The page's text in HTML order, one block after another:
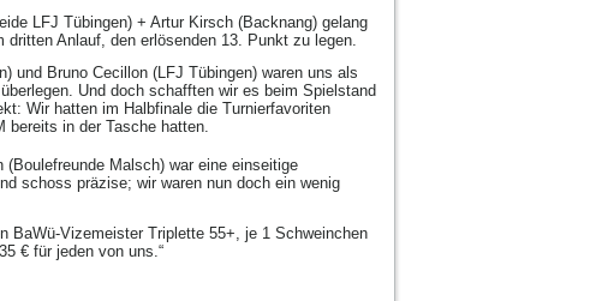
LFJ Tübingen) + Artur Kirsch (Backnang) gelang
Anlauf, den erlösenden 13. Punkt zu legen.
und Bruno Cecillon (LFJ Tübingen) waren uns als
Und doch schafften wir es beim Spielstand
Wir hatten im Halbfinale die Turnierfavoriten
bereits in der Tasche hatten.
Malsch) war eine einseitige
schoss präzise; wir waren nun doch ein wenig
BaWü-Vizemeister Triplette 55+, je 1 Schweinchen
€ für jeden von uns.“